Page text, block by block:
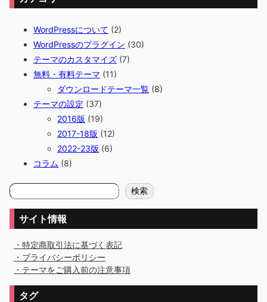
WordPressについて (2)
WordPressのプラグイン (30)
テーマのカスタマイズ (7)
無料・有料テーマ (11)
ダウンロードテーマ一覧 (8)
テーマの設定 (37)
2016版 (19)
2017-18版 (12)
2022-23版 (6)
コラム (8)
検
索
検索
サイト情報
・特定商取引法に基づく表記
・プライバシーポリシー
・テーマをご購入前の注意事項
タグ